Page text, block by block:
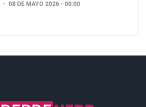
08 DE MAYO 2026 - 00:00